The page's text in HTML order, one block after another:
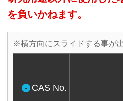
を負いかねます。
CAS No.